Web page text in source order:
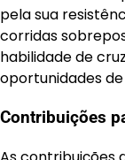
pela sua
corridas
habilidade de
oportunidades
Contribuições